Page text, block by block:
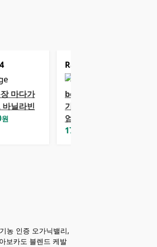
4
마다가
바닐라빈
원
Rank
bon vanilla 마다
가스카르 프리미
엄 바닐라빈 25g
17,900
농 인증 오가닉밸리,
보카도 블렌드 케발